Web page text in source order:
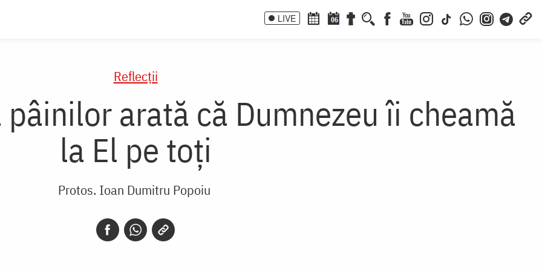
LIVE 06
Reflecții
arată că Dumnezeu îi cheamă
la El pe toți
Protos. Ioan Dumitru Popoiu